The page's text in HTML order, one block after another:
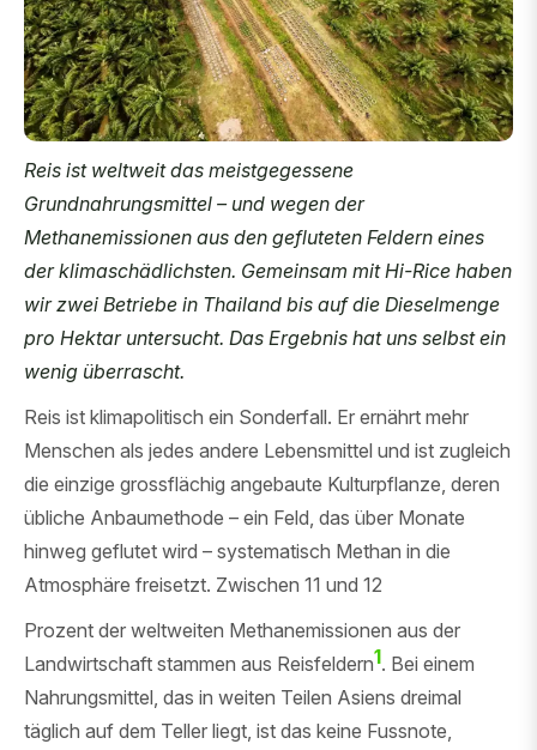
Reis ist weltweit das meistgegessene
Grundnahrungsmittel – und wegen der
Methanemissionen aus den gefluteten Feldern eines
der klimaschädlichsten. Gemeinsam mit Hi-Rice haben
wir zwei Betriebe in Thailand bis auf die Dieselmenge
pro Hektar untersucht. Das Ergebnis hat uns selbst ein
wenig überrascht.
Reis ist klimapolitisch ein Sonderfall. Er ernährt mehr
Menschen als jedes andere Lebensmittel und ist zugleich
die einzige grossflächig angebaute Kulturpflanze, deren
übliche Anbaumethode – ein Feld, das über Monate
hinweg geflutet wird – systematisch Methan in die
Atmosphäre freisetzt. Zwischen 11 und 12
Prozent der weltweiten Methanemissionen aus der
Landwirtschaft stammen aus Reisfeldern1. Bei einem
Nahrungsmittel, das in weiten Teilen Asiens dreimal
täglich auf dem Teller liegt, ist das keine Fussnote,